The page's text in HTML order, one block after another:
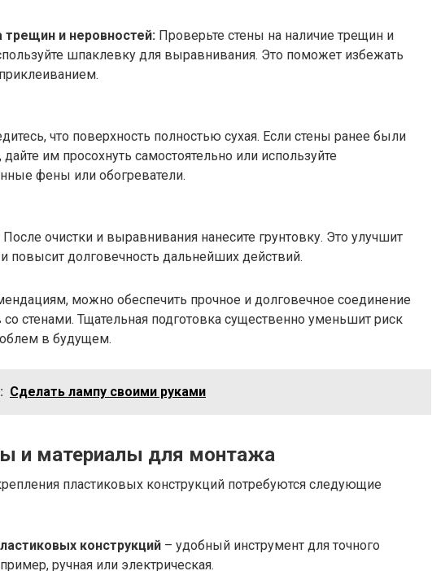
трещин и неровностей: Проверьте стены на наличие трещин и
шпаклевку для выравнивания. Это поможет избежать
что поверхность полностью сухая. Если стены ранее были
им просохнуть самостоятельно или используйте
фены или обогреватели.
После очистки и выравнивания нанесите грунтовку. Это улучшит
повысит долговечность дальнейших действий.
можно обеспечить прочное и долговечное соединение
стенами. Тщательная подготовка существенно уменьшит риск
в будущем.
Сделать лампу своими руками
и материалы для монтажа
пластиковых конструкций потребуются следующие
конструкций – удобный инструмент для точного
ручная или электрическая.